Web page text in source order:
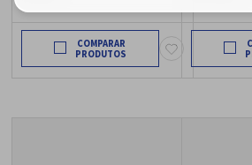
COMPARAR